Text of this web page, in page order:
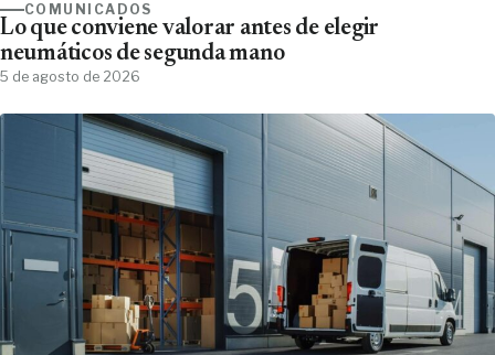
COMUNICADOS
Lo que conviene valorar antes de elegir
neumáticos de segunda mano
5 de agosto de 2026